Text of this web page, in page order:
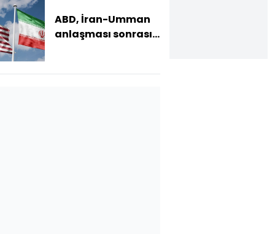
ABD, İran-Umman
anlaşması sonrası